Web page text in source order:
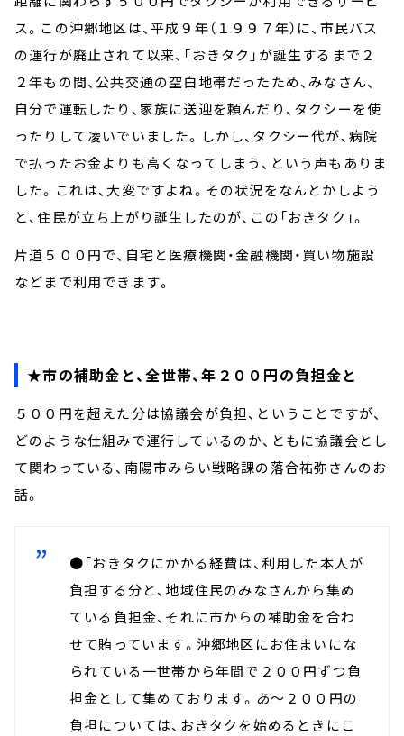
ス。この沖郷地区は、平成９年（１９９７年）に、市民バス
の運行が廃止されて以来、「おきタク」が誕生するまで２
２年もの間、公共交通の空白地帯だったため、みなさん、
自分で運転したり、家族に送迎を頼んだり、タクシーを使
ったりして凌いでいました。しかし、タクシー代が、病院
で払ったお金よりも高くなってしまう、という声もありま
した。これは、大変ですよね。その状況をなんとかしよう
と、住民が立ち上がり誕生したのが、この「おきタク」。
片道５００円で、自宅と医療機関・金融機関・買い物施設
などまで利用できます。
★市の補助金と、全世帯、年２００円の負担金と
５００円を超えた分は協議会が負担、ということですが、
どのような仕組みで運行しているのか、ともに協議会とし
て関わっている、南陽市みらい戦略課の落合祐弥さんのお
話。
●「おきタクにかかる経費は、利用した本人が
負担する分と、地域住民のみなさんから集め
ている負担金、それに市からの補助金を合わ
せて賄っています。沖郷地区にお住まいにな
られている一世帯から年間で２００円ずつ負
担金として集めております。あ～２００円の
負担については、おきタクを始めるときにこ